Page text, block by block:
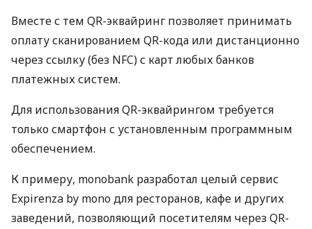
Вместе с тем QR-эквайринг позволяет принимать
оплату сканированием QR-кода или дистанционно
через ссылку (без NFC) с карт любых банков
платежных систем.
Для использования QR-эквайрингом требуется
только смартфон с установленным программным
обеспечением.
К примеру, monobank разработал целый сервис
Expirenza by mono для ресторанов, кафе и других
заведений, позволяющий посетителям через QR-